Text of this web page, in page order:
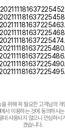
위해 꼭 필요한 고객님의
서 이용하는 것에 동의하시
사용되지 않으니 안심하시
겠습니다.